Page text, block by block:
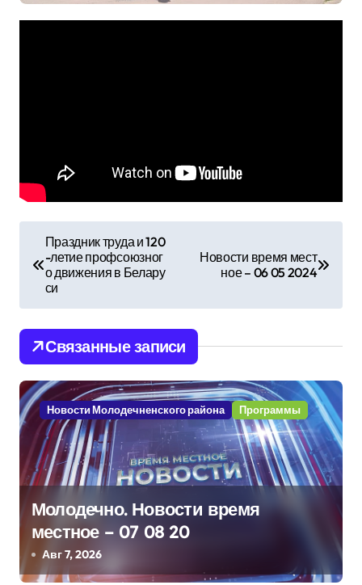
в
и
г
а
ц
и
я
п
о
Праздник труда и 120
-летие профсоюзног
о движения в Белару
си
Новости время мест
ное – 06 05 2024
Связанные записи
Новости Молодечненского района Программы
Молодечно. Новости время
местное – 07 08 20
Авг 7, 2026